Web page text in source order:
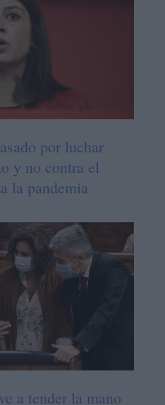
por luchar
y no contra el
la pandemia
a tender la mano